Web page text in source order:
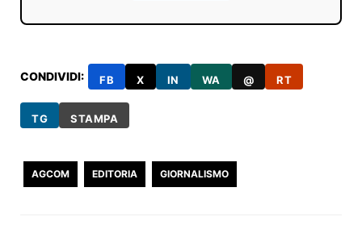
CONDIVIDI: FB X IN WA @ RT
TG STAMPA
AGCOM EDITORIA GIORNALISMO